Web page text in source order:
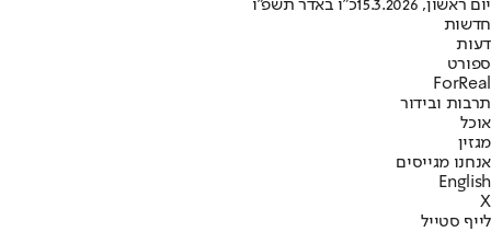
יום ראשון, 15.3.2026
כ"ו באדר תשפ"ו
חדשות
דעות
ספורט
ForReal
תרבות ובידור
אוכל
מגזין
אנחנו מגייסים
English
X
לייף סטייל